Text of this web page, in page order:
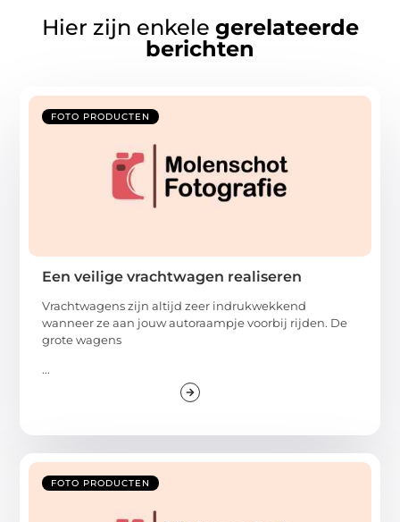
Hier zijn enkele gerelateerde
berichten
FOTO PRODUCTEN
Een veilige vrachtwagen realiseren
Vrachtwagens zijn altijd zeer indrukwekkend
wanneer ze aan jouw autoraampje voorbij rijden. De
grote wagens
...
FOTO PRODUCTEN